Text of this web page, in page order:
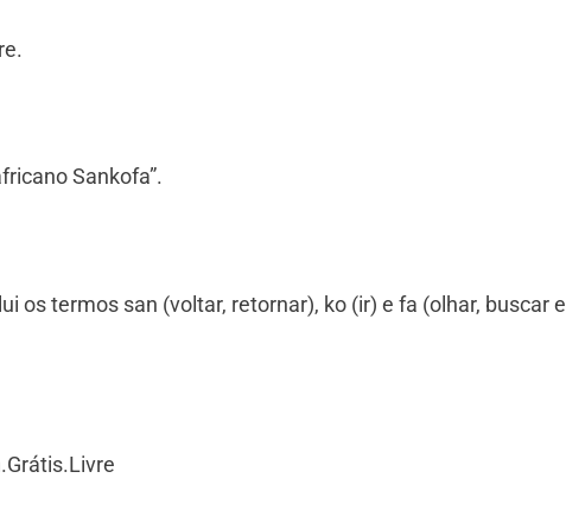
Sankofa”.
os termos san (voltar, retornar), ko (ir) e fa (olhar, buscar e